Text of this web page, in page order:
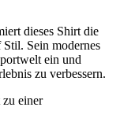
dieses Shirt die
Sein modernes
ein und
zu verbessern.
zu einer